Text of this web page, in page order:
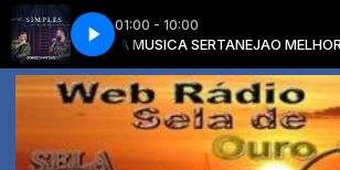
01:00 - 10:00
DA MUSICA SERTANEJAO MELHOR DA
JORGE E MATEUS - 5 REGRAS